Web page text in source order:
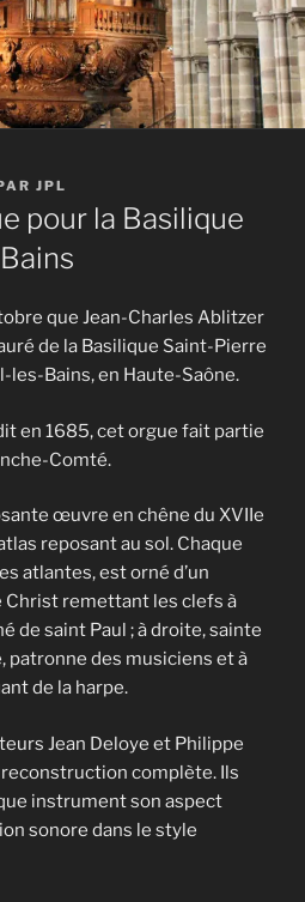
JPL
pour la Basilique
que Jean-Charles Ablitzer
de la Basilique Saint-Pierre
les-Bains, en Haute-Saône.
en 1685, cet orgue fait partie
Comté.
œuvre en chêne du XVIIe
reposant au sol. Chaque
atlantes, est orné d’un
Christ remettant les clefs à
de saint Paul ; à droite, sainte
patronne des musiciens et à
de la harpe.
Jean Deloye et Philippe
complète. Ils
instrument son aspect
sonore dans le style